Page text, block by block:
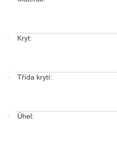
· Kryt:
· Třída krytí:
· Úhel: